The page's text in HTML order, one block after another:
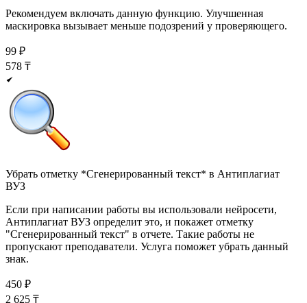
Рекомендуем включать данную функцию. Улучшенная
маскировка вызывает меньше подозрений у проверяющего.
99 ₽
578 ₸
Убрать отметку *Сгенерированный текст* в Антиплагиат
ВУЗ
Если при написании работы вы использовали нейросети,
Антиплагиат ВУЗ определит это, и покажет отметку
"Сгенерированный текст" в отчете. Такие работы не
пропускают преподаватели. Услуга поможет убрать данный
знак.
450 ₽
2 625 ₸